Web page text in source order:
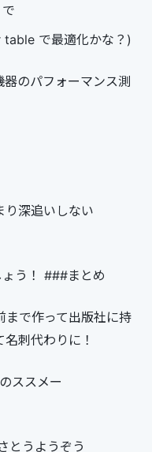
で最適化かな？)
のパフォーマンス測
り深追いしない
う！ ###まとめ
まで作って出版社に持
刺代わりに！
ススメー
とうようぞう